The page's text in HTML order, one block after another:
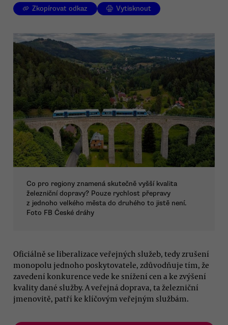
Zkopírovat odkaz Vytisknout
Co pro regiony znamená skutečně vyšší kvalita
železniční dopravy? Pouze rychlost přepravy
z jednoho velkého města do druhého to jistě není.
Foto FB České dráhy
Oficiálně se liberalizace veřejných služeb, tedy zrušení
monopolu jednoho poskytovatele, zdůvodňuje tím, že
zavedení konkurence vede ke snížení cen a ke zvýšení
kvality dané služby. A veřejná doprava, ta železniční
jmenovitě, patří ke klíčovým veřejným službám.